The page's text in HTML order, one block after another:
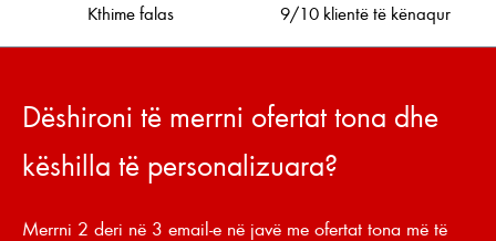
Kthime falas 9/10 klientë të kënaqur
Dëshironi të merrni ofertat tona dhe
këshilla të personalizuara?
Merrni 2 deri në 3 email-e në javë me ofertat tona më të